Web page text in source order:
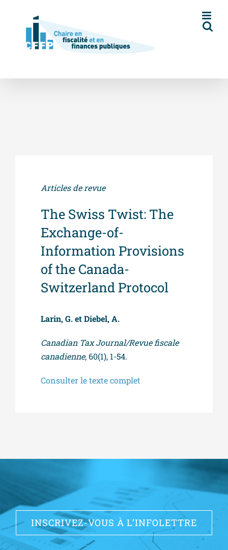
Articles de revue
The Swiss Twist: The
Exchange-of-
Information Provisions
of the Canada-
Switzerland Protocol
Larin, G. et Diebel, A.
Canadian Tax Journal/Revue fiscale
canadienne, 60(1), 1-54.
Consulter le texte complet
INSCRIVEZ-VOUS À L’INFOLETTRE